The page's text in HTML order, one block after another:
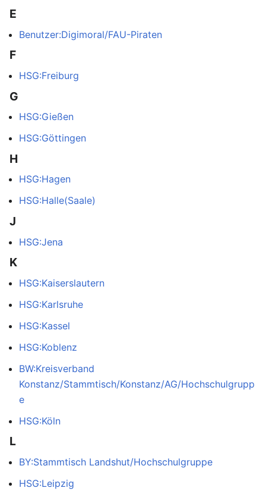
E
Benutzer:Digimoral/FAU-Piraten
F
HSG:Freiburg
G
HSG:Gießen
HSG:Göttingen
H
HSG:Hagen
HSG:Halle(Saale)
J
HSG:Jena
K
HSG:Kaiserslautern
HSG:Karlsruhe
HSG:Kassel
HSG:Koblenz
BW:Kreisverband
Konstanz/Stammtisch/Konstanz/AG/Hochschulgrupp
e
HSG:Köln
L
BY:Stammtisch Landshut/Hochschulgruppe
HSG:Leipzig